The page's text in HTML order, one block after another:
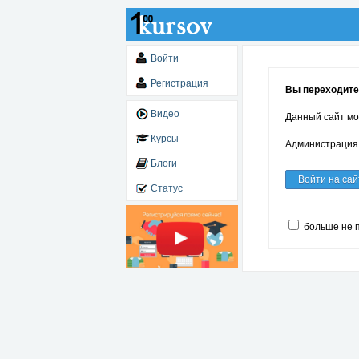
Войти
Регистрация
Видео
Курсы
Блоги
Статус
Вы
Данный сайт
Администрация
Войти на
больше не